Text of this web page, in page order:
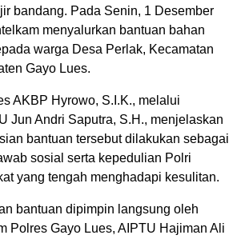
bandang. Pada Senin, 1 Desember
menyalurkan bantuan bahan
warga Desa Perlak, Kecamatan
Gayo Lues.
AKBP Hyrowo, S.I.K., melalui
Jun Andri Saputra, S.H., menjelaskan
bantuan tersebut dilakukan sebagai
sosial serta kepedulian Polri
yang tengah menghadapi kesulitan.
bantuan dipimpin langsung oleh
Polres Gayo Lues, AIPTU Hajiman Ali